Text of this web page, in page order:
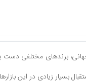
برندهای مختلفی دست
بسیار زیادی در این